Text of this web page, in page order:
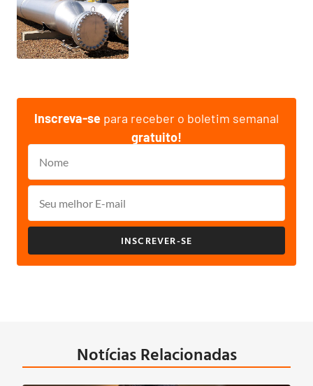
Inscreva-se para receber o boletim semanal
gratuito!
INSCREVER-SE
Notícias Relacionadas